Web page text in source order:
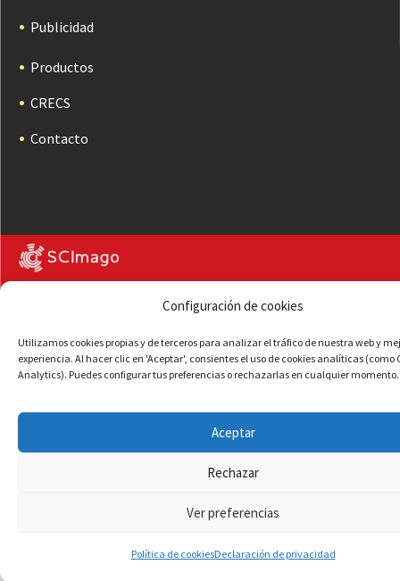
Configuración de cookies
Utilizamos cookies propias y de terceros para analizar el tráfico de nuestra web y
experiencia. Al hacer clic en 'Aceptar', consientes el uso de cookies analíticas (como
Analytics). Puedes configurar tus preferencias o rechazarlas en cualquier momento.
Aceptar
Rechazar
Ver preferencias
Política de cookies
Publicidad
Productos
CRECS
Contacto